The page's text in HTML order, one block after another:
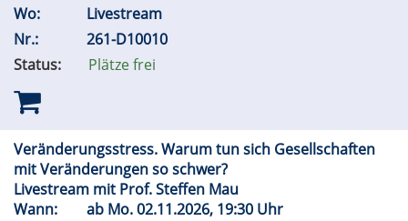
Wo:
Livestream
Nr.:
261-D10010
Status:
Plätze frei
Veränderungsstress. Warum tun sich Gesellschaften
mit Veränderungen so schwer?
Livestream mit Prof. Steffen Mau
Wann:
ab Mo.02.11.2026, 19:30 Uhr